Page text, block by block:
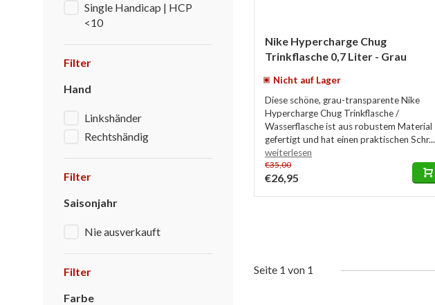
Single Handicap | HCP
<10
Filter
Hand
Linkshänder
Rechtshändig
Filter
Saisonjahr
Nie ausverkauft
Filter
Farbe
Nike Hypercharge Chug
Trinkflasche 0,7 Liter - Grau
Nicht auf Lager
Diese schöne, grau-transparente Nike
Hypercharge Chug Trinkflasche /
Wasserflasche ist aus robustem Material
gefertigt und hat einen praktischen Schr...
weiterlesen
€35,00
€26,95
Seite 1 von 1